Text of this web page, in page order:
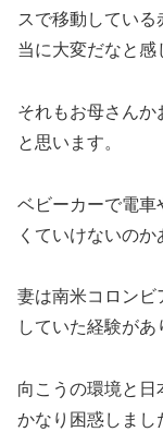
スで移動してい
当に大変だなと感
それもお母さんか
と思います。
ベビーカーで電車
くていけないのか
妻は南米コロンビ
していた経験があ
向こうの環境と
かなり困惑しまし